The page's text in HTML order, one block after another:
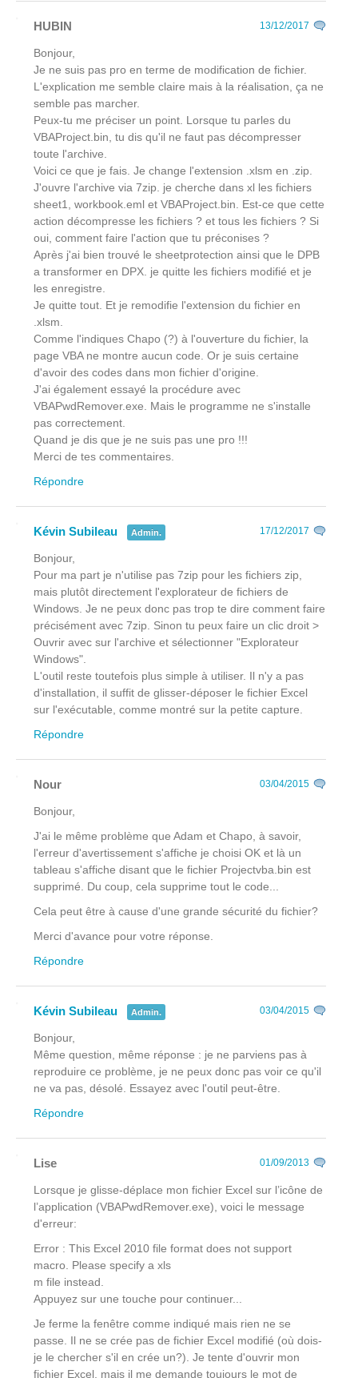
HUBIN 13/12/2017
Bonjour,
Je ne suis pas pro en terme de modification de fichier.
L'explication me semble claire mais à la réalisation, ça ne
semble pas marcher.
Peux-tu me préciser un point. Lorsque tu parles du
VBAProject.bin, tu dis qu'il ne faut pas décompresser
toute l'archive.
Voici ce que je fais. Je change l'extension .xlsm en .zip.
J'ouvre l'archive via 7zip. je cherche dans xl les fichiers
sheet1, workbook.eml et VBAProject.bin. Est-ce que cette
action décompresse les fichiers ? et tous les fichiers ? Si
oui, comment faire l'action que tu préconises ?
Après j'ai bien trouvé le sheetprotection ainsi que le DPB
a transformer en DPX. je quitte les fichiers modifié et je
les enregistre.
Je quitte tout. Et je remodifie l'extension du fichier en
.xlsm.
Comme l'indiques Chapo (?) à l'ouverture du fichier, la
page VBA ne montre aucun code. Or je suis certaine
d'avoir des codes dans mon fichier d'origine.
J'ai également essayé la procédure avec
VBAPwdRemover.exe. Mais le programme ne s'installe
pas correctement.
Quand je dis que je ne suis pas une pro !!!
Merci de tes commentaires.
Répondre
Kévin Subileau Admin. 17/12/2017
Bonjour,
Pour ma part je n'utilise pas 7zip pour les fichiers zip,
mais plutôt directement l'explorateur de fichiers de
Windows. Je ne peux donc pas trop te dire comment faire
précisément avec 7zip. Sinon tu peux faire un clic droit >
Ouvrir avec sur l'archive et sélectionner "Explorateur
Windows".
L'outil reste toutefois plus simple à utiliser. Il n'y a pas
d'installation, il suffit de glisser-déposer le fichier Excel
sur l'exécutable, comme montré sur la petite capture.
Répondre
Nour 03/04/2015
Bonjour,
J'ai le même problème que Adam et Chapo, à savoir,
l'erreur d'avertissement s'affiche je choisi OK et là un
tableau s'affiche disant que le fichier Projectvba.bin est
supprimé. Du coup, cela supprime tout le code...
Cela peut être à cause d'une grande sécurité du fichier?
Merci d'avance pour votre réponse.
Répondre
Kévin Subileau Admin. 03/04/2015
Bonjour,
Même question, même réponse : je ne parviens pas à
reproduire ce problème, je ne peux donc pas voir ce qu'il
ne va pas, désolé. Essayez avec l'outil peut-être.
Répondre
Lise 01/09/2013
Lorsque je glisse-déplace mon fichier Excel sur l’icône de
l’application (VBAPwdRemover.exe), voici le message
d'erreur:
Error : This Excel 2010 file format does not support
macro. Please specify a xls
m file instead.
Appuyez sur une touche pour continuer...
Je ferme la fenêtre comme indiqué mais rien ne se
passe. Il ne se crée pas de fichier Excel modifié (où dois-
je le chercher s'il en crée un?). Je tente d'ouvrir mon
fichier Excel, mais il me demande toujours le mot de